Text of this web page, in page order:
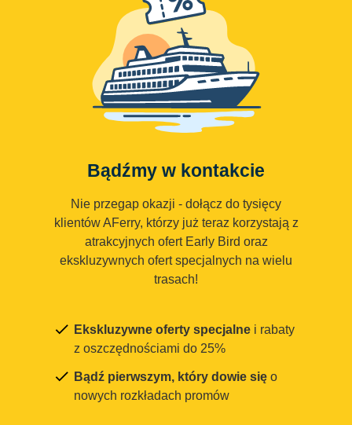
Bądźmy w kontakcie
Nie przegap okazji - dołącz do tysięcy
klientów AFerry, którzy już teraz korzystają z
atrakcyjnych ofert Early Bird oraz
ekskluzywnych ofert specjalnych na wielu
trasach!
Ekskluzywne oferty specjalne i rabaty
z oszczędnościami do 25%
Bądź pierwszym, który dowie się o
nowych rozkładach promów